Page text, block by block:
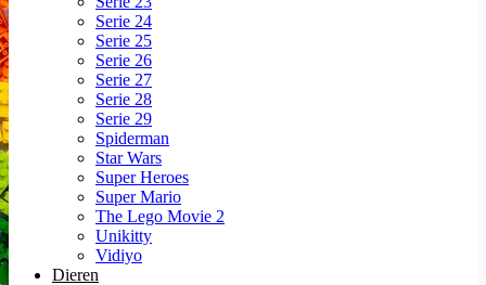
Serie 24
Serie 25
Serie 26
Serie 27
Serie 28
Serie 29
Spiderman
Star Wars
Super Heroes
Super Mario
The Lego Movie 2
Unikitty
Vidiyo
Dieren